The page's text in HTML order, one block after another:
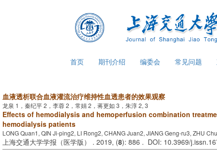
首页 期刊介绍 编委会 常见问题
血液透析联合血液灌流治疗维持性血透患者的效果观察
龙泉 1，秦纪平 2，李蓉 2，常娟 2，蒋更如 3，朱淳 2, 3
Effects of hemodialysis and hemoperfusion combination
hemodialysis patients
LONG Quan1, QIN Ji-ping2, LI Rong2, CHANG Juan2, JIANG Geng-ru3, ZHU
上海交通大学学报（医学版） . 2019, (8): 886 . DOI: 10.3969/